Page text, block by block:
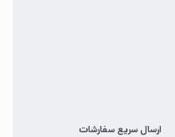
ارسال سریع سفارشات